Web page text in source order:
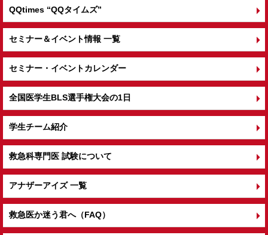
QQtimes “QQタイムズ”
セミナー＆イベント情報 一覧
セミナー・イベントカレンダー
全国医学生BLS選手権大会の1日
学生チーム紹介
救急科専門医 試験について
アナザーアイズ 一覧
救急医か迷う君へ（FAQ）